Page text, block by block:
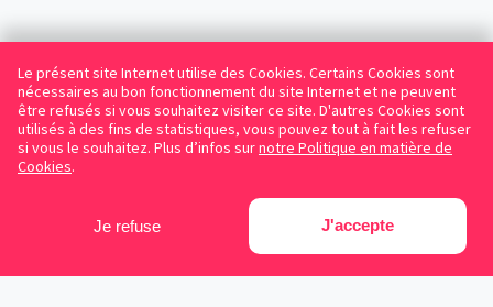
Le présent site Internet utilise des Cookies. Certains Cookies sont
nécessaires au bon fonctionnement du site Internet et ne peuvent
être refusés si vous souhaitez visiter ce site. D'autres Cookies sont
utilisés à des fins de statistiques, vous pouvez tout à fait les refuser
si vous le souhaitez. Plus d’infos surnotre Politique en matière de
Cookies.
Je refuse J'accepte